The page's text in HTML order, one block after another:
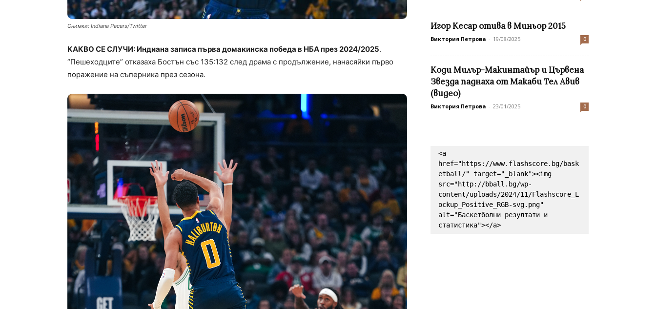
Снимки: Indiana Pacers/Twitter
КАКВО СЕ СЛУЧИ: Индиана записа първа домакинска победа в НБА през 2024/2025.
“Пешеходците” отказаха Бостън със 135:132 след драма с продължение, нанасяйки първо
поражение на съперника през сезона.
Игор Кесар отива в Миньор 2015
Виктория Петрова - 19/08/2025 0
Коди Милър-Макинтайър и Цървена
Звезда паднаха от Макаби Тел Авив
(видео)
Виктория Петрова - 23/01/2025 0
<a
href="https://www.flashscore.bg/bask
etball/" target="_blank"><img
src="http://bball.bg/wp-
content/uploads/2024/11/Flashscore_L
ockup_Positive_RGB-svg.png"
alt="Баскетболни резултати и
статистика"></a>